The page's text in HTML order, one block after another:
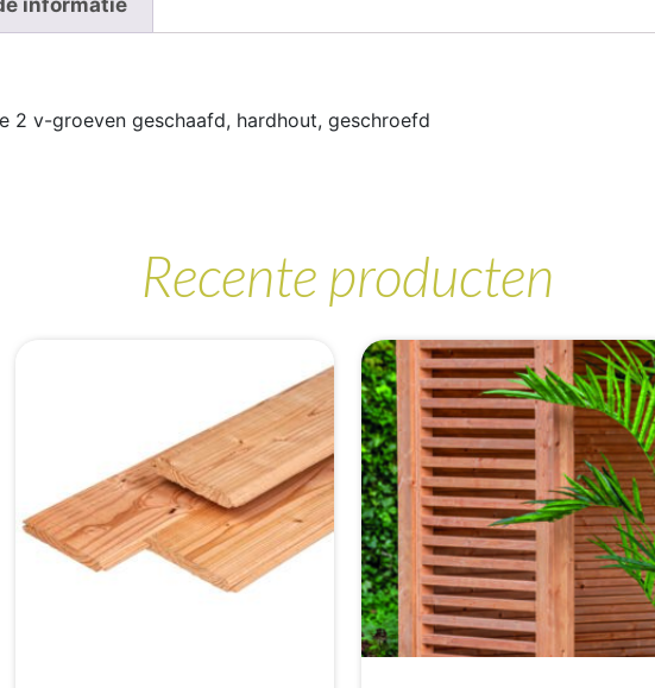
2 v-groeven geschaafd, hardhout, geschroefd
Recente producten